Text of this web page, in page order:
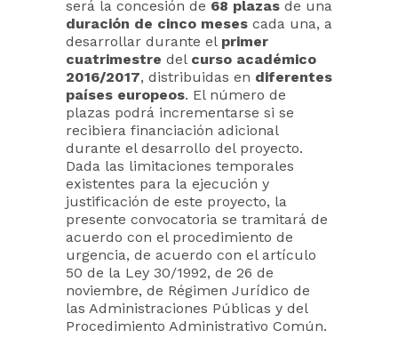
será la concesión de 68 plazas de una
duración de cinco meses cada una, a
desarrollar durante el primer
cuatrimestre del curso académico
2016/2017, distribuidas en diferentes
países europeos. El número de
plazas podrá incrementarse si se
recibiera financiación adicional
durante el desarrollo del proyecto.
Dada las limitaciones temporales
existentes para la ejecución y
justificación de este proyecto, la
presente convocatoria se tramitará de
acuerdo con el procedimiento de
urgencia, de acuerdo con el artículo
50 de la Ley 30/1992, de 26 de
noviembre, de Régimen Jurídico de
las Administraciones Públicas y del
Procedimiento Administrativo Común.